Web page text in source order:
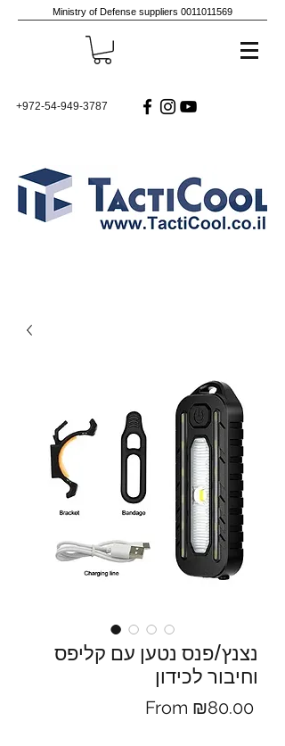
Ministry of Defense suppliers 0011011569
+972-54-949-3787
נצנץ/פנס נטען עם קליפס
וחיבור לכידון
From ₪80.00Sale